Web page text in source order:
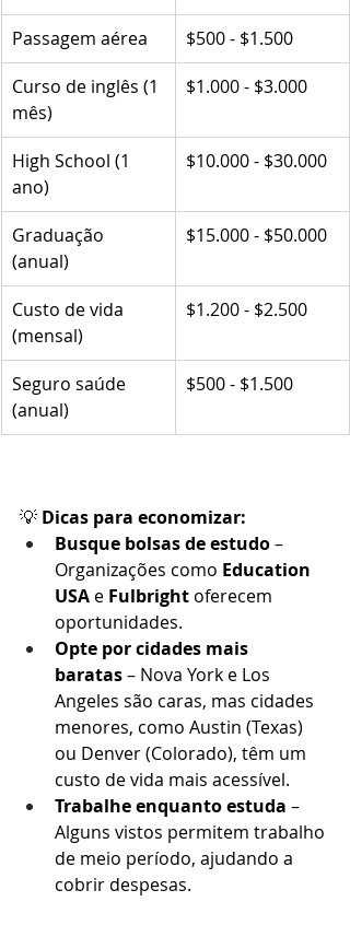
Passagem aérea
$500 - $1.500
Curso de inglês (1
mês)
$1.000 - $3.000
High School (1
ano)
$10.000 - $30.000
Graduação
(anual)
$15.000 - $50.000
Custo de vida
(mensal)
$1.200 - $2.500
Seguro saúde
(anual)
$500 - $1.500
💡 Dicas para economizar:
Busque bolsas de estudo –
Organizações como Education
USA e Fulbright oferecem
oportunidades.
Opte por cidades mais
baratas – Nova York e Los
Angeles são caras, mas cidades
menores, como Austin (Texas)
ou Denver (Colorado), têm um
custo de vida mais acessível.
Trabalhe enquanto estuda –
Alguns vistos permitem trabalho
de meio período, ajudando a
cobrir despesas.